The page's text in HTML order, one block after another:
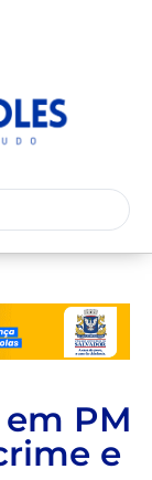
PM
e